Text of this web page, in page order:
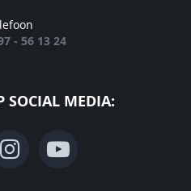
- 56 13 24
SOCIAL MEDIA: